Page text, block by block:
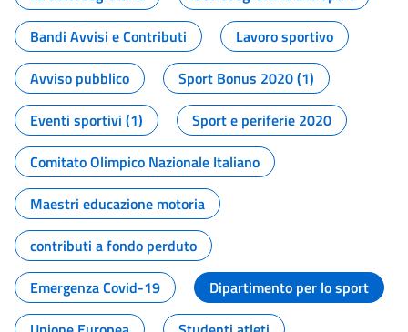
Bandi Avvisi e Contributi
Lavoro sportivo
Avviso pubblico
Sport Bonus 2020 (1)
Eventi sportivi (1)
Sport e periferie 2020
Comitato Olimpico Nazionale Italiano
Maestri educazione motoria
contributi a fondo perduto
Emergenza Covid-19
Dipartimento per lo sport